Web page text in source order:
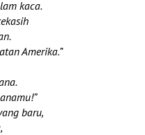
kaca.
Amerika.”
baru,